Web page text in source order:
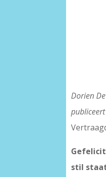
Dorien
stil